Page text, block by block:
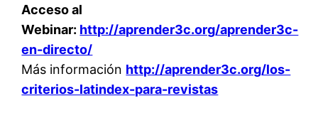
Acceso al
Webinar: http://aprender3c.org/aprender3c-
en-directo/
Más información http://aprender3c.org/los-
criterios-latindex-para-revistas